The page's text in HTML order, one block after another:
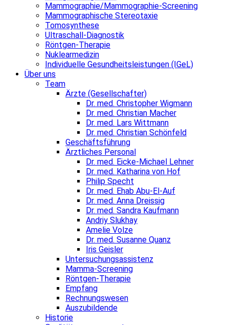
Mammographie/Mammographie-Screening
Mammographische Stereotaxie
Tomosynthese
Ultraschall-Diagnostik
Röntgen-Therapie
Nuklearmedizin
Individuelle Gesundheitsleistungen (IGeL)
Über uns
Team
Ärzte (Gesellschafter)
Dr. med. Christopher Wigmann
Dr. med. Christian Macher
Dr. med. Lars Wittmann
Dr. med. Christian Schönfeld
Geschäftsführung
Ärztliches Personal
Dr. med. Eicke-Michael Lehner
Dr. med. Katharina von Hof
Philip Specht
Dr. med. Ehab Abu-El-Auf
Dr. med. Anna Dreissig
Dr. med. Sandra Kaufmann
Andriy Slukhay
Amelie Volze
Dr. med. Susanne Quanz
Iris Geisler
Untersuchungsassistenz
Mamma-Screening
Röntgen-Therapie
Empfang
Rechnungswesen
Auszubildende
Historie